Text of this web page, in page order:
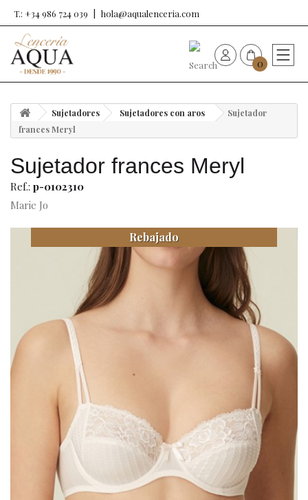
T.: +34 986 724 039 hola@aqualenceria.com
0
Sujetadores
Baño de mujer
Ropa y complementos
Prendas moldeadoras
Hombre
Ortopedia
Outlet
Sujetadores Sujetadores con aros
Sujetador
frances Meryl
Sujetador frances Meryl
Ref.: p-0102310
Marie Jo
Rebajado